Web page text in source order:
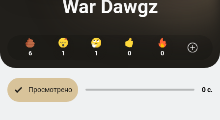
War Dawgz
6 1 1 0 0
Просмотрено 0 с.